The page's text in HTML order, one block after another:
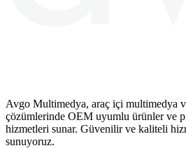
Avgo Multimedya, araç içi multimedya
çözümlerinde OEM uyumlu ürünler ve
hizmetleri sunar. Güvenilir ve kaliteli
sunuyoruz.